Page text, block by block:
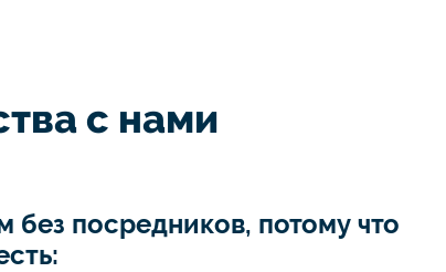
с нами
без посредников, потому что